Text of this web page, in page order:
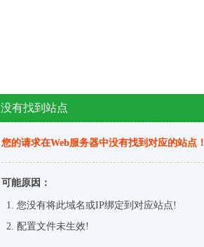
没有找到站点
您的请求在Web服务器中没有找到对应的站点！
可能原因：
您没有将此域名或IP绑定到对应站点!
配置文件未生效!